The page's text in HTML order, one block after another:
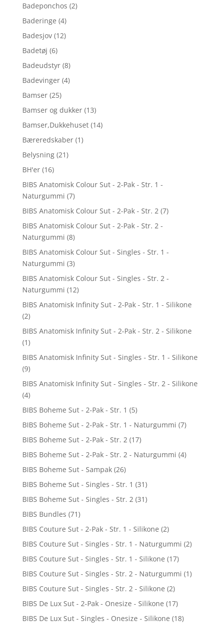
Badeponchos (2)
Baderinge (4)
Badesjov (12)
Badetøj (6)
Badeudstyr (8)
Badevinger (4)
Bamser (25)
Bamser og dukker (13)
Bamser,Dukkehuset (14)
Bæreredskaber (1)
Belysning (21)
BH'er (16)
BIBS Anatomisk Colour Sut - 2-Pak - Str. 1 -
Naturgummi (7)
BIBS Anatomisk Colour Sut - 2-Pak - Str. 2 (7)
BIBS Anatomisk Colour Sut - 2-Pak - Str. 2 -
Naturgummi (8)
BIBS Anatomisk Colour Sut - Singles - Str. 1 -
Naturgummi (3)
BIBS Anatomisk Colour Sut - Singles - Str. 2 -
Naturgummi (12)
BIBS Anatomisk Infinity Sut - 2-Pak - Str. 1 - Silikone
(2)
BIBS Anatomisk Infinity Sut - 2-Pak - Str. 2 - Silikone
(1)
BIBS Anatomisk Infinity Sut - Singles - Str. 1 - Silikone
(9)
BIBS Anatomisk Infinity Sut - Singles - Str. 2 - Silikone
(4)
BIBS Boheme Sut - 2-Pak - Str. 1 (5)
BIBS Boheme Sut - 2-Pak - Str. 1 - Naturgummi (7)
BIBS Boheme Sut - 2-Pak - Str. 2 (17)
BIBS Boheme Sut - 2-Pak - Str. 2 - Naturgummi (4)
BIBS Boheme Sut - Sampak (26)
BIBS Boheme Sut - Singles - Str. 1 (31)
BIBS Boheme Sut - Singles - Str. 2 (31)
BIBS Bundles (71)
BIBS Couture Sut - 2-Pak - Str. 1 - Silikone (2)
BIBS Couture Sut - Singles - Str. 1 - Naturgummi (2)
BIBS Couture Sut - Singles - Str. 1 - Silikone (17)
BIBS Couture Sut - Singles - Str. 2 - Naturgummi (1)
BIBS Couture Sut - Singles - Str. 2 - Silikone (2)
BIBS De Lux Sut - 2-Pak - Onesize - Silikone (17)
BIBS De Lux Sut - Singles - Onesize - Silikone (18)